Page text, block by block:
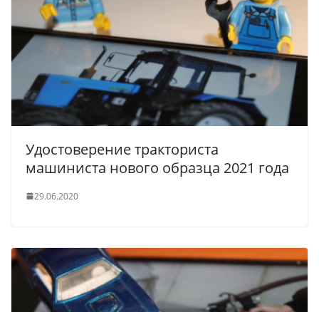
Удостоверение тракториста
машиниста нового образца 2021 года
29.06.2020